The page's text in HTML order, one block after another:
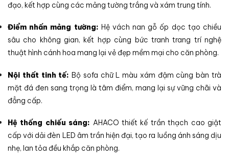
đạo, kết hợp cùng các mảng tường trắng và xám trung tính.
Điểm nhấn mảng tường: Hệ vách nan gỗ ốp dọc tạo chiều
sâu cho không gian, kết hợp cùng bức tranh trang trí nghệ
thuật hình cánh hoa mang lại vẻ đẹp mềm mại cho căn phòng.
Nội thất tinh tế: Bộ sofa chữ L màu xám đậm cùng bàn trà
mặt đá đen sang trọng là tâm điểm, mang lại sự vững chãi và
đẳng cấp.
Hệ thống chiếu sáng: AHACO thiết kế trần thạch cao giật
cấp với dải đèn LED âm trần hiện đại, tạo ra luồng ánh sáng dịu
nhẹ, lan tỏa đều khắp căn phòng.